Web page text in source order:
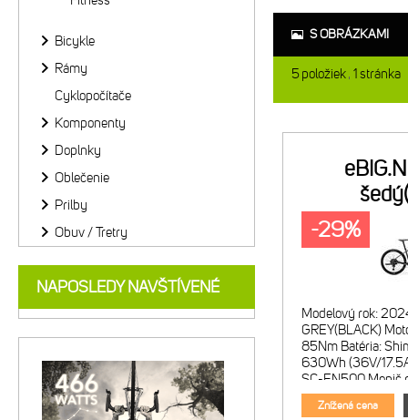
S OBRÁZKAMI
5položiek 1stránka
Modelový rok:
GREY(BLACK)
85Nm Batéria:
630Wh (36V/
SC-EN500 Menič
EN500 <
Znížená cena
-29%
Bicykle
Rámy
Cyklopočítače
Komponenty
Doplnky
Oblečenie
Prilby
Obuv / Tretry
NAPOSLEDY NAVŠTÍVENÉ